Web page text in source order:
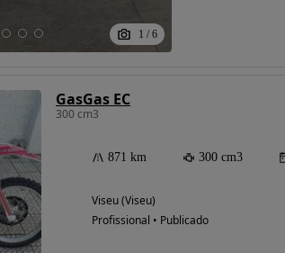
Possibilidade de
financiamento
1 / 6
GasGas EC
300 cm3
871 km 300 cm3
Viseu (Viseu)
Profissional • Publicado